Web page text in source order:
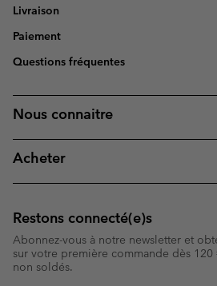
Livraison
Paiement
Questions fréquentes
Nous connaitre
Acheter
Restons connecté(e)s
Abonnez-vous à notre newsletter et
sur votre première commande dès 120
non soldés.